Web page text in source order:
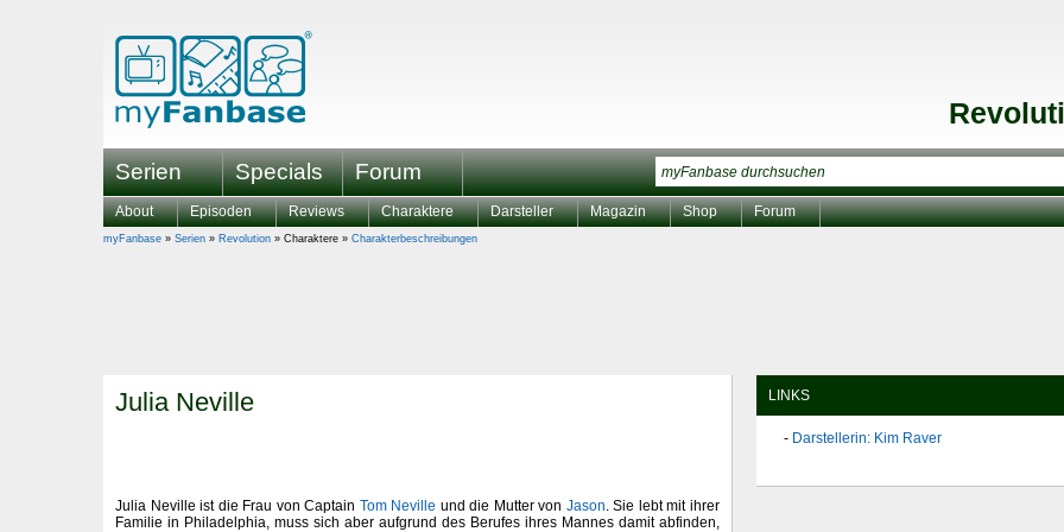
Serien Specials Forum
About Episoden Reviews Charaktere Darsteller Magazin Shop Forum
myFanbase » Serien » Revolution » Charaktere » Charakterbeschreibungen
Julia Neville
Julia Neville ist die Frau von Captain Tom Neville und die Mutter von Jason. Sie lebt mit ihrer
Familie in Philadelphia, muss sich aber aufgrund des Berufes ihres Mannes damit abfinden,
LINKS
Darstellerin: Kim Raver